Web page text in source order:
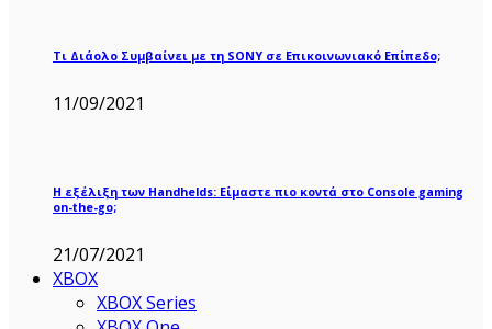
Τι Διάολο Συμβαίνει με τη SONY σε Επικοινωνιακό Επίπεδο;
11/09/2021
Η εξέλιξη των Handhelds: Είμαστε πιο κοντά στο Console gaming
on-the-go;
21/07/2021
XBOX
XBOX Series